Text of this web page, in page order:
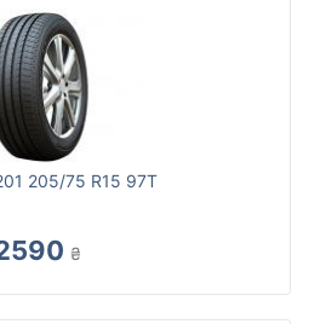
205/75 R15 97T
₴